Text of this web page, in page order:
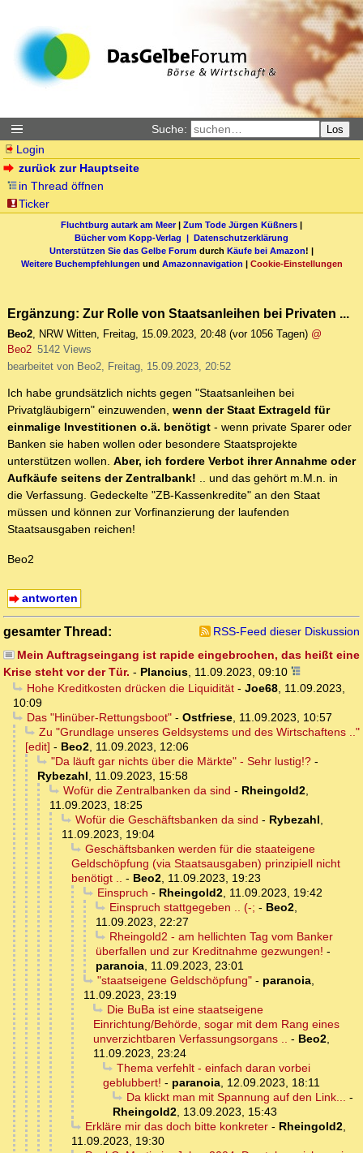
Suche: Los
Login
zurück zur Hauptseite
in Thread öffnen
Ticker
Fluchtburg autark am Meer| Zum Tode Jürgen Küßners |
Bücher vom Kopp-Verlag | Datenschutzerklärung
Unterstützen Sie das Gelbe Forum durch Käufe bei Amazon! |
Weitere Buchempfehlungen und Amazonnavigation | Cookie-Einstellungen
Ergänzung: Zur Rolle von Staatsanleihen bei Privaten ...
Beo2, NRW Witten, Freitag, 15.09.2023, 20:48 (vor 1056 Tagen) @
Beo2 5142 Views
bearbeitet von Beo2, Freitag, 15.09.2023, 20:52
Ich habe grundsätzlich nichts gegen "Staatsanleihen bei
Privatgläubigern" einzuwenden, wenn der Staat Extrageld für
einmalige Investitionen o.ä. benötigt - wenn private Sparer oder
Banken sie haben wollen oder besondere Staatsprojekte
unterstützen wollen. Aber, ich fordere Verbot ihrer Annahme oder
Aufkäufe seitens der Zentralbank! .. und das gehört m.M.n. in
die Verfassung. Gedeckelte "ZB-Kassenkredite" an den Staat
müssen und können zur Vorfinanzierung der laufenden
Staatsausgaben reichen!
Beo2
antworten
gesamter Thread:
RSS-Feed dieser Diskussion
Mein Auftragseingang ist rapide eingebrochen, das heißt eine
Krise steht vor der Tür. - Plancius, 11.09.2023, 09:10
Hohe Kreditkosten drücken die Liquidität- Joe68, 11.09.2023,
10:09
Das "Hinüber-Rettungsboot"- Ostfriese, 11.09.2023, 10:57
Zu "Grundlage unseres Geldsystems und des Wirtschaftens .."
[edit] - Beo2, 11.09.2023, 12:06
"Da läuft gar nichts über die Märkte" - Sehr lustig!?-
Rybezahl, 11.09.2023, 15:58
Wofür die Zentralbanken da sind - Rheingold2,
11.09.2023, 18:25
Wofür die Geschäftsbanken da sind - Rybezahl,
11.09.2023, 19:04
Geschäftsbanken werden für die staateigene
Geldschöpfung (via Staatsausgaben) prinzipiell nicht
benötigt .. - Beo2, 11.09.2023, 19:23
Einspruch - Rheingold2, 11.09.2023, 19:42
Einspruch stattgegeben .. (-; - Beo2,
11.09.2023, 22:27
Rheingold2 - am hellichten Tag vom Banker
überfallen und zur Kreditnahme gezwungen! -
paranoia, 11.09.2023, 23:01
"staatseigene Geldschöpfung"- paranoia,
11.09.2023, 23:19
Die BuBa ist eine staatseigene
Einrichtung/Behörde, sogar mit dem Rang eines
unverzichtbaren Verfassungsorgans .. - Beo2,
11.09.2023, 23:24
Thema verfehlt - einfach daran vorbei
geblubbert! - paranoia, 12.09.2023, 18:11
Da klickt man mit Spannung auf den Link... -
Rheingold2, 13.09.2023, 15:43
Erkläre mir das doch bitte konkreter- Rheingold2,
11.09.2023, 19:30